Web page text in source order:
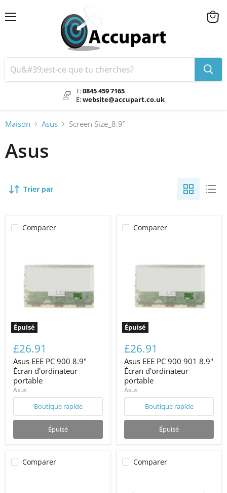
T:0845 459 7165
E:website@accupart.co.uk
Voir
Maison Asus Screen Size_8.9"
Asus
Trier par
Comparer
Épuisé
£26.91
Asus EEE PC 900 8.9"
Écran d'ordinateur
portable
Asus
Boutique rapide
Épuisé
Comparer
Épuisé
£26.91
Asus EEE PC 900 901 8.9"
Écran d'ordinateur
portable
Asus
Boutique rapide
Épuisé
Comparer Comparer